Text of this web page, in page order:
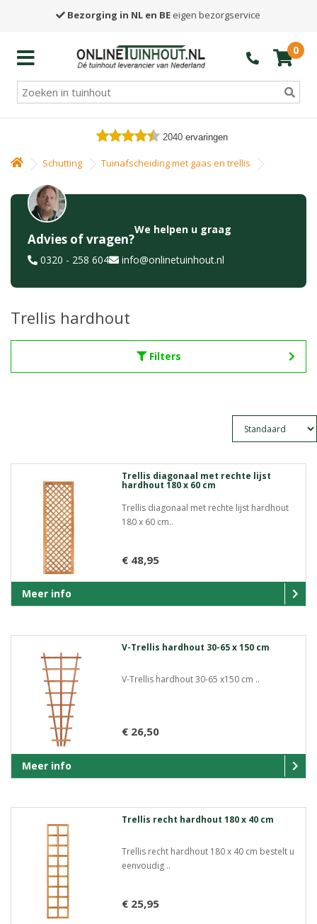
Bezorging in NL en BE eigen bezorgservice
0
2040 ervaringen
Schutting Tuinafscheiding met gaas en trellis
Advies of vragen?
We helpen u graag
0320 - 258 604 info@onlinetuinhout.nl
Trellis hardhout
Filters
Trellis diagonaal met rechte lijst
hardhout 180 x 60 cm
Trellis diagonaal met rechte lijst hardhout
180 x 60 cm..
€ 48,95
Meer info
V-Trellis hardhout 30-65 x 150 cm
V-Trellis hardhout 30-65 x150 cm ..
€ 26,50
Meer info
Trellis recht hardhout 180 x 40 cm
Trellis recht hardhout 180 x 40 cm bestelt u
eenvoudig ..
€ 25,95